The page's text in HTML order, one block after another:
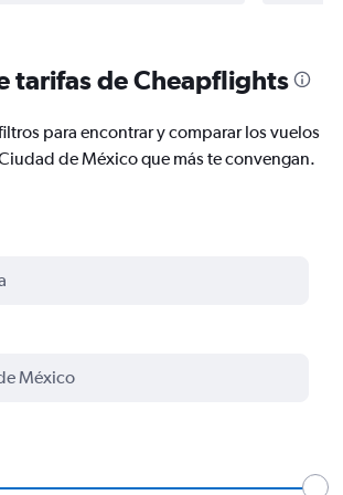
tarifas de Cheapflights
para encontrar y comparar los vuelos
de México que más te convengan.